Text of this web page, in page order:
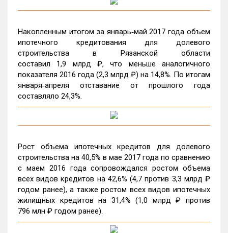
Накопленным итогом за январь‑май 2017 года объем
ипотечного кредитования для долевого
строительства в Рязанской области
составил 1,9 млрд ₽, что меньше аналогичного
показателя 2016 года (2,3 млрд ₽) на 14,8%. По итогам
января‑апреля отставание от прошлого года
составляло 24,3%.
Рост объема ипотечных кредитов для долевого
строительства на 40,5% в мае 2017 года по сравнению
с маем 2016 года сопровождался ростом объема
всех видов кредитов на 42,6% (4,7 против 3,3 млрд ₽
годом ранее), а также ростом всех видов ипотечных
жилищных кредитов на 31,4% (1,0 млрд ₽ против
796 млн ₽ годом ранее).